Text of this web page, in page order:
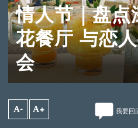
情人节｜盘点
花餐厅 与恋
会
A- A+ 我要回